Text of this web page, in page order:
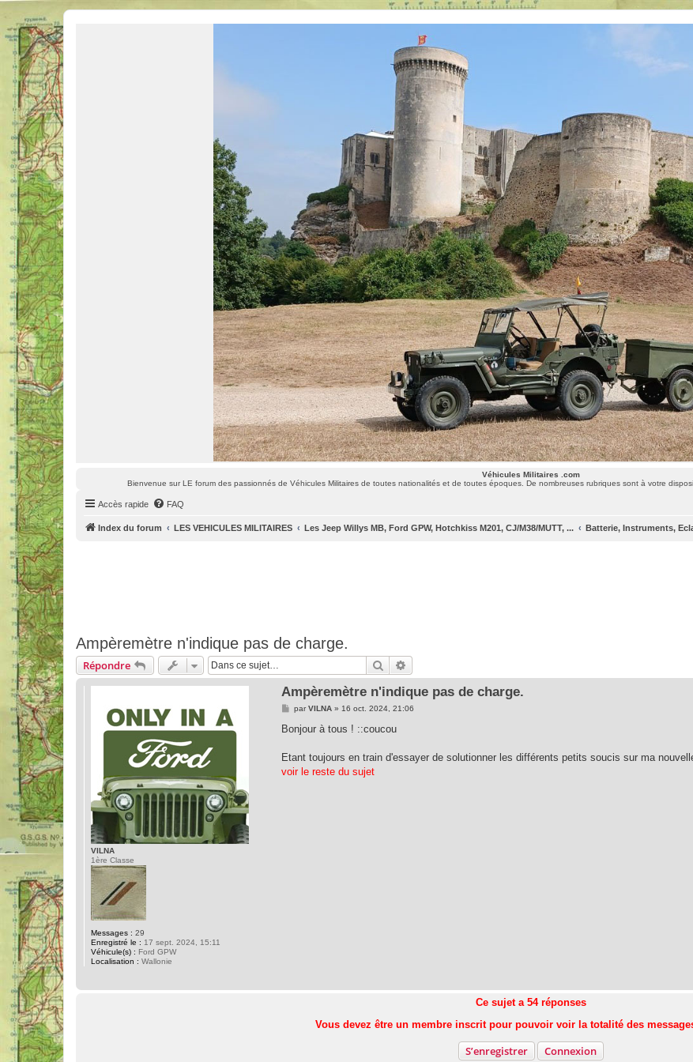
Bienvenue sur LE forum des passionnés de Véhicules Militaires de toutes nationalités et de toutes époques. De nombreuses rubriques sont à votre disposition
Véhicules Militaires .com
Bienvenue sur LE forum des passionnés de Véhicules Militaires de toutes nationalités et de toutes époques. De nombreuses rubriques sont à votre
Accès rapide FAQ
Index du forum LES VEHICULES MILITAIRES Les Jeep Willys MB, Ford GPW, Hotchkiss M201, CJ/M38/MUTT, ... Batterie, Instruments,
Ampèremètre n'indique pas de charge.
Répondre Rechercher
VILNA
1ère Classe
Messages : 29
Enregistré le : 17 sept. 2024, 15:11
Véhicule(s) : Ford GPW
Localisation : Wallonie
Ampèremètre n'indique pas de charge.
M
s
g
parVILNA» 16 oct. 2024, 21:06
Bonjour à tous ! ::coucou
Etant toujours en train d'essayer de solutionner les différents petits soucis sur ma
voir le reste du sujet
Ce sujet a 54réponses
Vous devez être un membre inscrit pour pouvoir voir la totalité des
S’enregistrer Connexion